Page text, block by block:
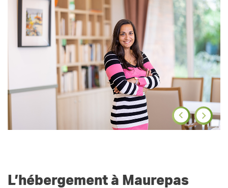
L’hébergement à Maurepas